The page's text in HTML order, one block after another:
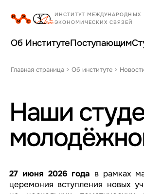
Об ИнститутеПоступающим
Главная страница >Об институте >
Наши
27 июня 2026 года в рамках
церемония вступления новых